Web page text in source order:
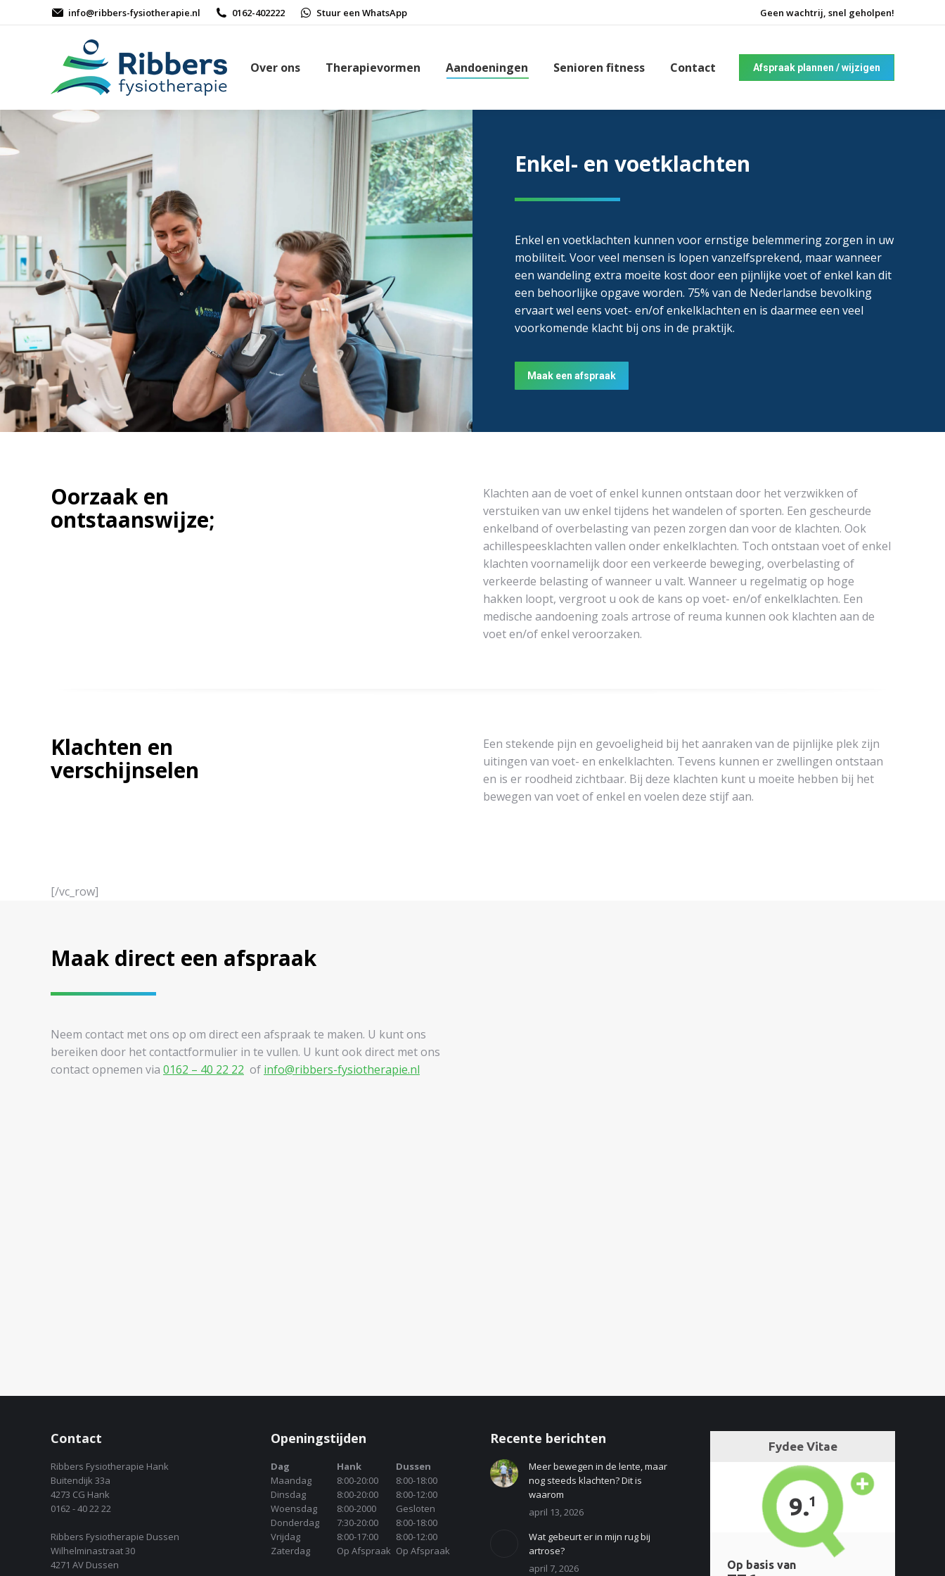
info@ribbers-fysiotherapie.nl 0162-402222 Stuur een WhatsApp Geen wachtrij, snel geholpen!
Over ons Therapievormen Aandoeningen Senioren fitness Contact Afspraak plannen / wijzigen
Enkel- en voetklachten
Enkel en voetklachten kunnen voor ernstige belemmering zorgen in uw
mobiliteit. Voor veel mensen is lopen vanzelfsprekend, maar wanneer
een wandeling extra moeite kost door een pijnlijke voet of enkel kan dit
een behoorlijke opgave worden. 75% van de Nederlandse bevolking
ervaart wel eens voet- en/of enkelklachten en is daarmee een veel
voorkomende klacht bij ons in de praktijk.
Maak een afspraak
Oorzaak en
ontstaanswijze;
Klachten aan de voet of enkel kunnen ontstaan door het verzwikken of
verstuiken van uw enkel tijdens het wandelen of sporten. Een gescheurde
enkelband of overbelasting van pezen zorgen dan voor de klachten. Ook
achillespeesklachten vallen onder enkelklachten. Toch ontstaan voet of enkel
klachten voornamelijk door een verkeerde beweging, overbelasting of
verkeerde belasting of wanneer u valt. Wanneer u regelmatig op hoge
hakken loopt, vergroot u ook de kans op voet- en/of enkelklachten. Een
medische aandoening zoals artrose of reuma kunnen ook klachten aan de
voet en/of enkel veroorzaken.
Klachten en
verschijnselen
Een stekende pijn en gevoeligheid bij het aanraken van de pijnlijke plek zijn
uitingen van voet- en enkelklachten. Tevens kunnen er zwellingen ontstaan
en is er roodheid zichtbaar. Bij deze klachten kunt u moeite hebben bij het
bewegen van voet of enkel en voelen deze stijf aan.
[/vc_row]
Maak direct een afspraak
Neem contact met ons op om direct een afspraak te maken. U kunt ons
bereiken door het contactformulier in te vullen. U kunt ook direct met ons
contact opnemen via 0162 – 40 22 22 of info@ribbers-fysiotherapie.nl
Contact
Ribbers Fysiotherapie Hank
Buitendijk 33a
4273 CG Hank
0162 - 40 22 22
Ribbers Fysiotherapie Dussen
Wilhelminastraat 30
4271 AV Dussen
Openingstijden
Dag Hank
Dussen
Maandag
8:00-20:00
8:00-18:00
Dinsdag
8:00-20:00
8:00-12:00
Woensdag
8:00-2000
Gesloten
Donderdag
7:30-20:00
8:00-18:00
Vrijdag
8:00-17:00
8:00-12:00
Zaterdag
Op Afspraak Op Afspraak
Recente berichten
Meer bewegen in de lente, maar
nog steeds klachten? Dit is
waarom
april 13, 2026
Wat gebeurt er in mijn rug bij
artrose?
april 7, 2026